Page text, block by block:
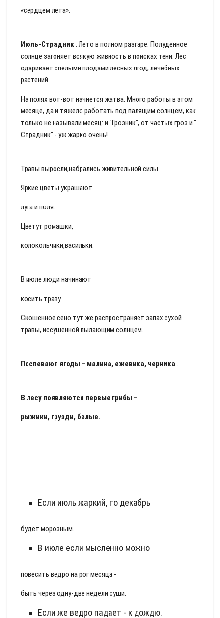
«сердцем лета».
Июль-Страдник. Лето в полном разгаре. Полуденное
солнце загоняет всякую живность в поисках тени. Лес
одаривает спелыми плодами лесных ягод, лечебных
растений.
На полях вот-вот начнется жатва. Много работы в этом
месяце, да и тяжело работать под палящим солнцем, как
только не называли месяц: и "Грозник", от частых гроз и "
Страдник" - уж жарко очень!
Травы выросли,набрались живительной силы.
Яркие цветы украшают
луга и поля.
Цветут ромашки,
колокольчики,васильки.
В июле люди начинают
косить траву.
Скошенное сено тут же распространяет запах сухой
травы, иссушенной пылающим солнцем.
Поспевают ягоды – малина, ежевика, черника.
В лесу появляются первые грибы –
рыжики, грузди, белые.
Если июль жаркий, то декабрь
будет морозным.
В июле если мысленно можно
повесить ведро на рог месяца -
быть через одну-две недели суши.
Если же ведро падает - к дождю.